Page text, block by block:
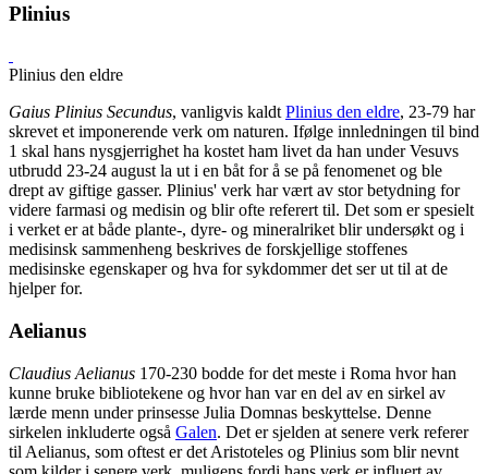
Plinius
Plinius den eldre
Gaius Plinius Secundus, vanligvis kaldt Plinius den eldre, 23-79 har
skrevet et imponerende verk om naturen. Ifølge innledningen til bind
1 skal hans nysgjerrighet ha kostet ham livet da han under Vesuvs
utbrudd 23-24 august la ut i en båt for å se på fenomenet og ble
drept av giftige gasser. Plinius' verk har vært av stor betydning for
videre farmasi og medisin og blir ofte referert til. Det som er spesielt
i verket er at både plante-, dyre- og mineralriket blir undersøkt og i
medisinsk sammenheng beskrives de forskjellige stoffenes
medisinske egenskaper og hva for sykdommer det ser ut til at de
hjelper for.
Aelianus
Claudius Aelianus 170-230 bodde for det meste i Roma hvor han
kunne bruke bibliotekene og hvor han var en del av en sirkel av
lærde menn under prinsesse Julia Domnas beskyttelse. Denne
sirkelen inkluderte også Galen. Det er sjelden at senere verk referer
til Aelianus, som oftest er det Aristoteles og Plinius som blir nevnt